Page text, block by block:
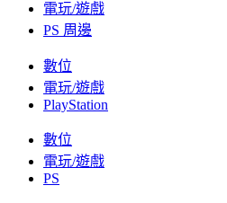
電玩/遊戲
PS 周邊
數位
電玩/遊戲
PlayStation
數位
電玩/遊戲
PS